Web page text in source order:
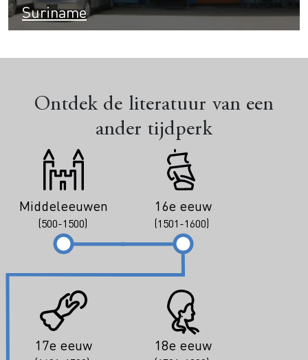
Suriname
Ontdek de literatuur van een
ander tijdperk
Middeleeuwen
(500-1500)
16e eeuw
(1501-1600)
17e eeuw 18e eeuw